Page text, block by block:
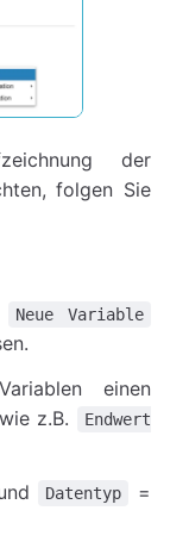
der
folgen Sie
Neue Variable
einen
z.B.
Endwert
Datentyp
=